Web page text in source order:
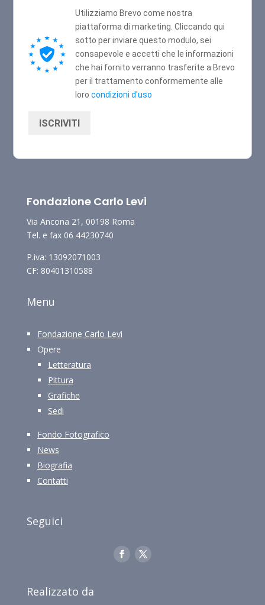
Utilizziamo Brevo come nostra
piattaforma di marketing. Cliccando qui
sotto per inviare questo modulo, sei
consapevole e accetti che le informazioni
che hai fornito verranno trasferite a Brevo
per il trattamento conformemente alle
loro condizioni d'uso
ISCRIVITI
Fondazione Carlo Levi
Via Ancona 21, 00198 Roma
Tel. e fax 06 44230740
P.iva: 13092071003
CF: 80401310588
Menu
Fondazione Carlo Levi
Opere
Letteratura
Pittura
Grafiche
Sedi
Fondo Fotografico
News
Biografia
Contatti
Seguici
Realizzato da